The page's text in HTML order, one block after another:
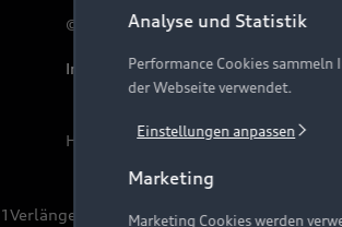
Analyse und Statistik
Performance Cookies sammeln
der Webseite verwendet.
Einstellungen anpassen
Marketing
Marketing Cookies werden
© 2026 AUDI AG. Alle Rechte
Impressum Rechtliches
Hinweis: Die aktuelle Darstellung
1Verlängerung vorbehalten.